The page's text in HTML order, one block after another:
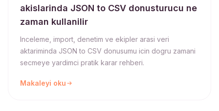
akislarinda JSON to CSV donusturucu ne
zaman kullanilir
Inceleme, import, denetim ve ekipler arasi veri
aktariminda JSON to CSV donusumu icin dogru zamani
secmeye yardimci pratik karar rehberi.
Makaleyi oku